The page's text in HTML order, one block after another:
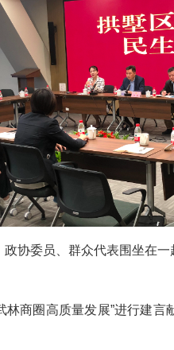
协委员、群众代表围坐在
林商圈高质量发展”进行建